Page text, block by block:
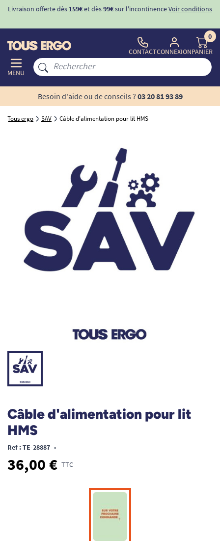
Livraison offerte dès 159€et dès99€sur l'incontinenceVoir conditions
MENU
CONTACTCONNEXION
0
PANIER
Besoin d'aide ou de conseils ? 03 20 81 93 89
Tous ergo SAV Câble d'alimentation pour lit HMS
Câble d'alimentation pour lit
HMS
Ref : TE-28887 •
36,00 € TTC